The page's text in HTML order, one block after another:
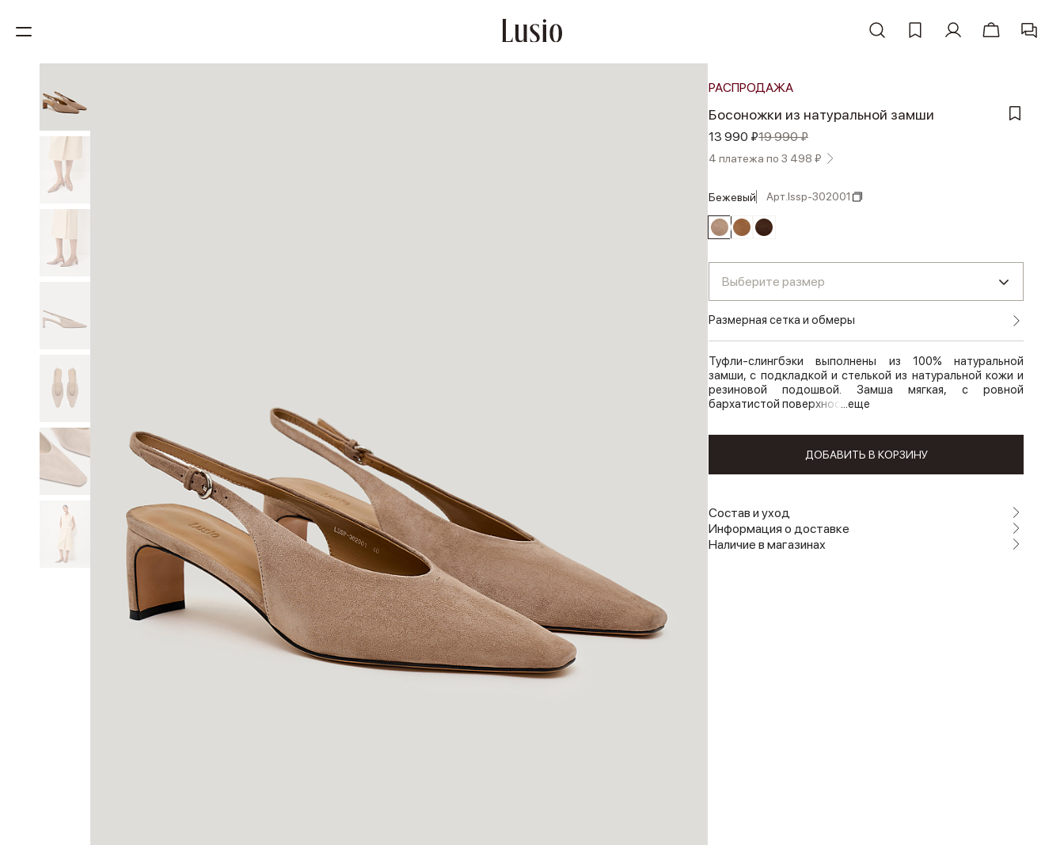
РАСПРОДАЖА
Босоножки из натуральной замши
13 990 ₽19 990 ₽
4 платежа по 3 498 ₽
бежевый Арт.lssp-302001
Выберите размер
Размерная сетка и обмеры
Туфли-слингбэки выполнены из 100% натуральной
замши, с подкладкой и стелькой из натуральной кожи и
резиновой подошвой. Замша мягкая, с ровной
бархатистой поверхнос ...еще
ДОБАВИТЬ В КОРЗИНУ
Состав и уход
Информация о доставке
Наличие в магазинах